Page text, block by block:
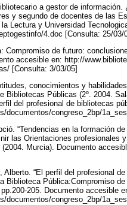
a gestor de
y segundo de docentes de las
Lectura y Universidad
4.doc [Consulta: 25/
Compromiso de futuro:
accesible en: http://
[Consulta: 3/03/05]
conocimientos y
Bibliotecas Públicas (2º. 2004.
del profesional de bibliotecas
documentos/congreso_2bp/
“Tendencias en la formación
las Orientaciones
Murcia). Documento
Alberto. “El perfil del profesional
Biblioteca Pública:Compromiso
205. Documento accesible
documentos/congreso_2bp/